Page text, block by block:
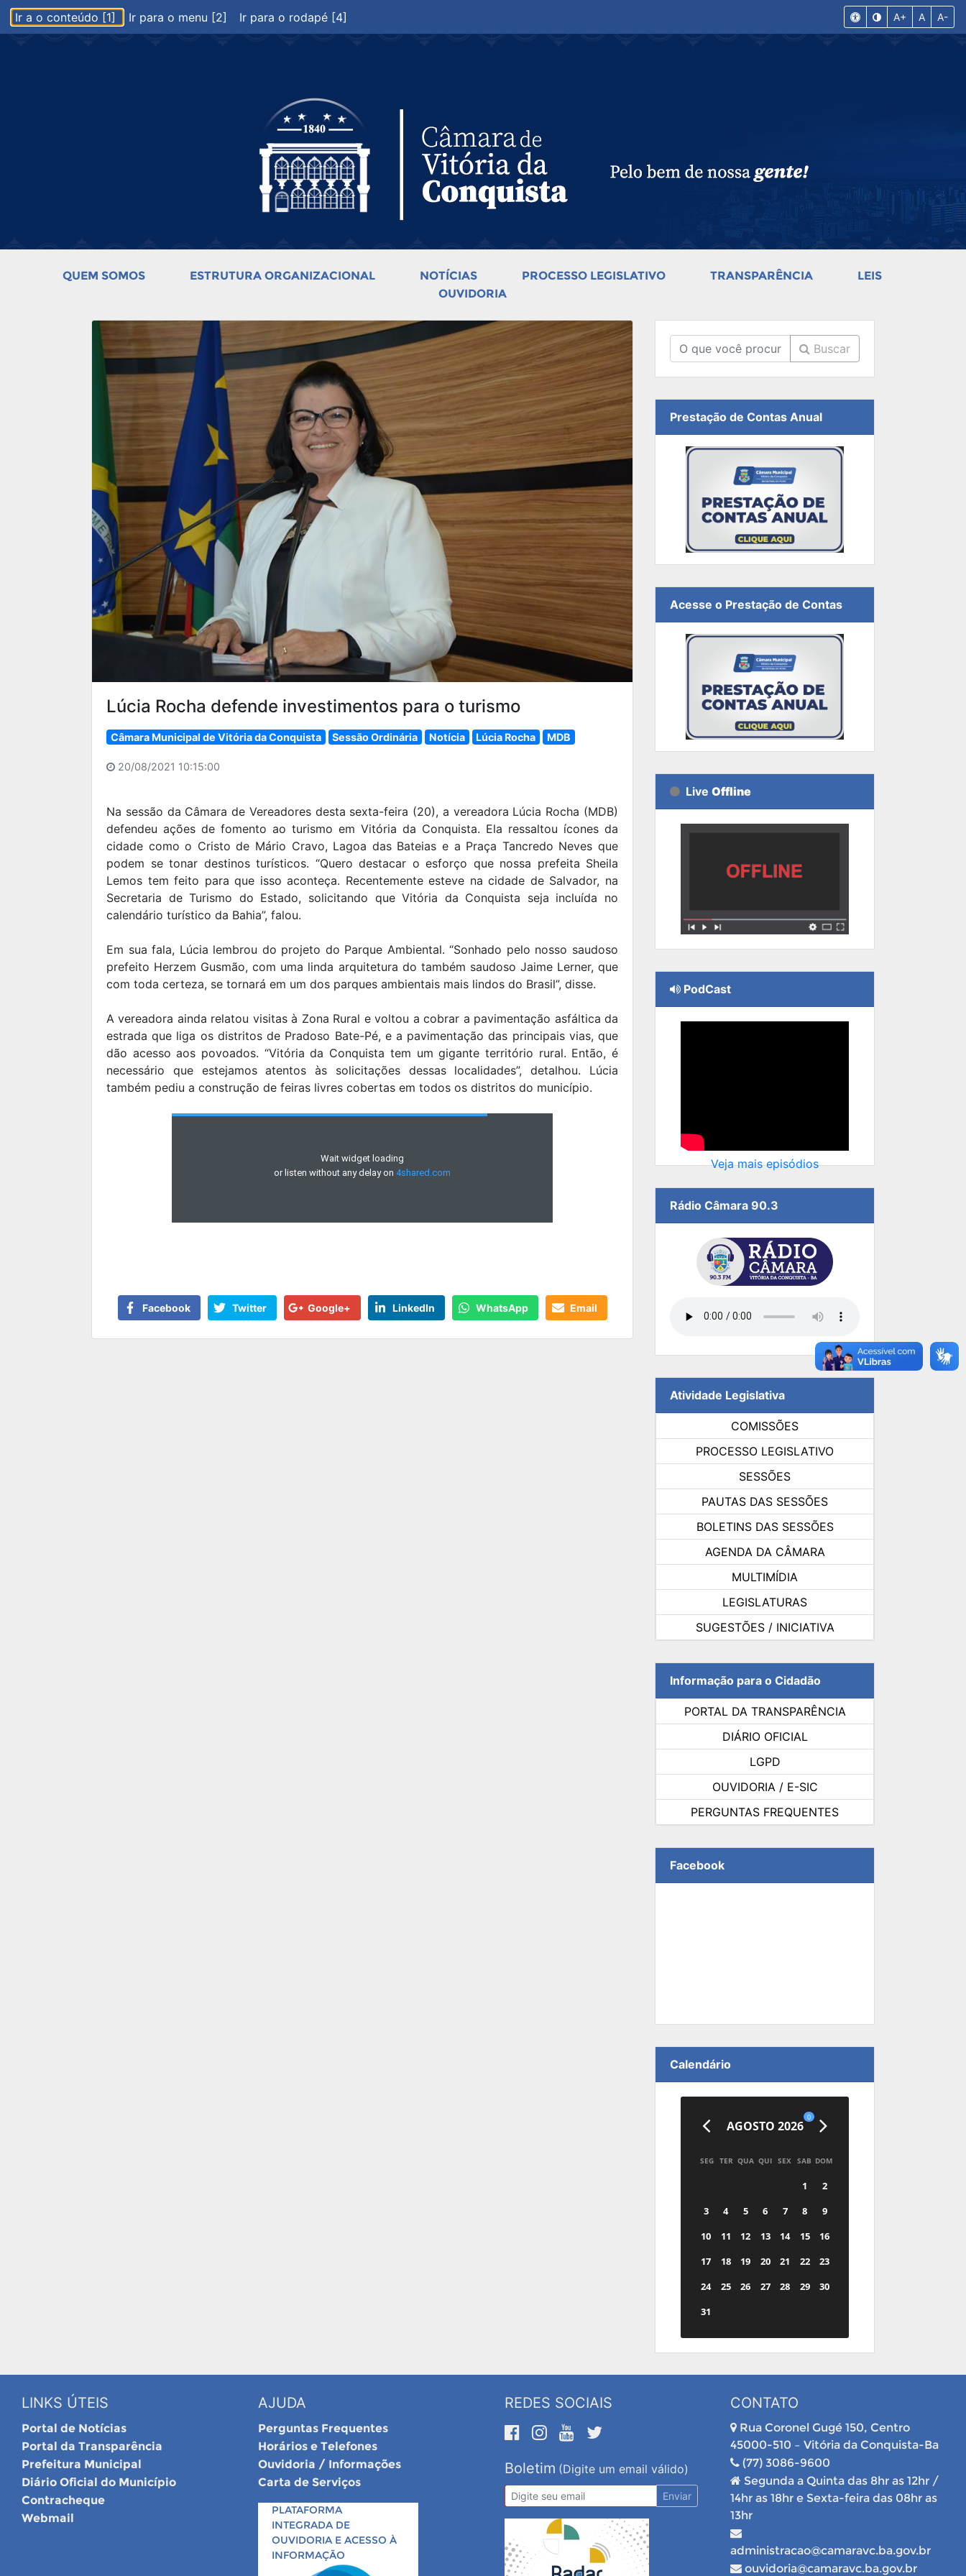
Ir a o conteúdo [1] Ir para o menu [2] Ir para o rodapé [4] A+ A A-
QUEM SOMOS ESTRUTURA ORGANIZACIONAL NOTÍCIAS PROCESSO LEGISLATIVO TRANSPARÊNCIA
LEIS
OUVIDORIA
Lúcia Rocha defende investimentos para o turismo
Câmara Municipal de Vitória da Conquista Sessão Ordinária Notícia Lúcia Rocha MDB
20/08/2021 10:15:00
Na sessão da Câmara de Vereadores desta sexta-feira (20), a vereadora Lúcia Rocha (MDB)
defendeu ações de fomento ao turismo em Vitória da Conquista. Ela ressaltou ícones da
cidade como o Cristo de Mário Cravo, Lagoa das Bateias e a Praça Tancredo Neves que
podem se tonar destinos turísticos. “Quero destacar o esforço que nossa prefeita Sheila
Lemos tem feito para que isso aconteça. Recentemente esteve na cidade de Salvador, na
Secretaria de Turismo do Estado, solicitando que Vitória da Conquista seja incluída no
calendário turístico da Bahia”, falou.
Em sua fala, Lúcia lembrou do projeto do Parque Ambiental. “Sonhado pelo nosso saudoso
prefeito Herzem Gusmão, com uma linda arquitetura do também saudoso Jaime Lerner, que
com toda certeza, se tornará em um dos parques ambientais mais lindos do Brasil”, disse.
A vereadora ainda relatou visitas à Zona Rural e voltou a cobrar a pavimentação asfáltica da
estrada que liga os distritos de Pradoso Bate-Pé, e a pavimentação das principais vias, que
dão acesso aos povoados. “Vitória da Conquista tem um gigante território rural. Então, é
necessário que estejamos atentos às solicitações dessas localidades”, detalhou. Lúcia
também pediu a construção de feiras livres cobertas em todos os distritos do município.
Facebook Twitter Google+ LinkedIn WhatsApp Email
Buscar
Prestação de Contas Anual
Acesse o Prestação de Contas
Live Offline
PodCast
Veja mais episódios
Rádio Câmara 90.3
Atividade Legislativa
COMISSÕES
PROCESSO LEGISLATIVO
SESSÕES
PAUTAS DAS SESSÕES
BOLETINS DAS SESSÕES
AGENDA DA CÂMARA
MULTIMÍDIA
LEGISLATURAS
SUGESTÕES / INICIATIVA
Informação para o Cidadão
PORTAL DA TRANSPARÊNCIA
DIÁRIO OFICIAL
LGPD
OUVIDORIA / E-SIC
PERGUNTAS FREQUENTES
Facebook
Calendário
AGOSTO 2026
0
SEG TER QUA QUI SEX SAB DOM
1
2
3
4 5 6 7 8
9
10
11 12 13 14 15
16
17
18 19 20 21 22
23
24
25 26 27 28 29
30
31
LINKS ÚTEIS
Portal de Notícias
Portal da Transparência
Prefeitura Municipal
Diário Oficial do Município
Contracheque
Webmail
AJUDA
Perguntas Frequentes
Horários e Telefones
Ouvidoria / Informações
Carta de Serviços
PLATAFORMA
INTEGRADA DE
OUVIDORIA E ACESSO À
INFORMAÇÃO
REDES SOCIAIS
Boletim (Digite um email válido)
Enviar
CONTATO
Rua Coronel Gugé 150, Centro
45000-510 – Vitória da Conquista-Ba
(77) 3086-9600
Segunda a Quinta das 8hr as 12hr /
14hr as 18hr e Sexta-feira das 08hr as
13hr
administracao@camaravc.ba.gov.br
ouvidoria@camaravc.ba.gov.br